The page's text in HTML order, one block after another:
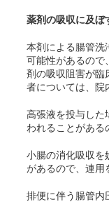
薬剤の吸収に及ぼ
本剤による腸管洗
可能性があるので
剤の吸収阻害が臨
者については、院
高張液を投与した
われることがある
小腸の消化吸収を
があるので、連用
排便に伴う腸管内